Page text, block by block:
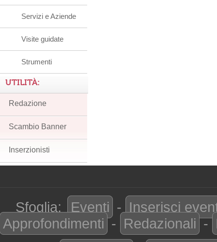
Servizi e Aziende
Visite guidate
Strumenti
UTILITÀ:
Redazione
Scambio Banner
Inserzionisti
Sfoglia: Eventi - Inserisci
Approfondimenti - Redazionali -